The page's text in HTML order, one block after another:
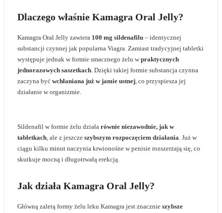
Dlaczego właśnie Kamagra Oral Jelly?
Kamagra Oral Jelly zawiera 100 mg sildenafilu – identycznej
substancji czynnej jak popularna Viagra. Zamiast tradycyjnej tabletki
występuje jednak w formie smacznego żelu wpraktycznych
jednorazowych saszetkach. Dzięki takiej formie substancja czynna
zaczyna być wchłaniana już w jamie ustnej, co przyspiesza jej
działanie w organizmie.
Sildenafil w formie żelu działa równie niezawodnie, jak w
tabletkach, ale z jeszcze szybszym rozpoczęciem działania. Już w
ciągu kilku minut naczynia krwionośne w penisie rozszerzają się, co
skutkuje mocną i długotrwałą erekcją.
Jak działa Kamagra Oral Jelly?
Główną zaletą formy żelu leku Kamagra jest znacznie szybsze